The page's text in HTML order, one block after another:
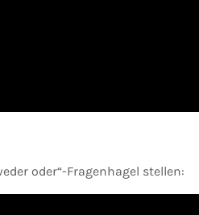
oder“-Fragenhagel stellen: